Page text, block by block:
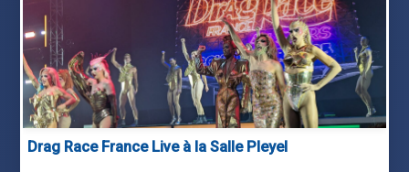
Drag Race France Live à la Salle Pleyel